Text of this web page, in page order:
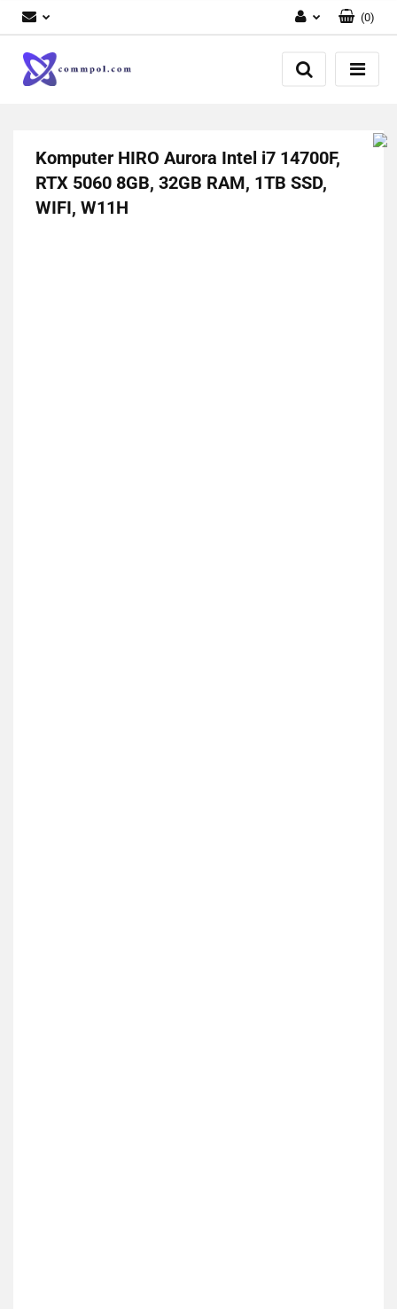
Zaloguj się
Zarejestruj się
(0)
Komputer HIRO Aurora Intel i7 14700F,
RTX 5060 8GB, 32GB RAM, 1TB SSD,
WIFI, W11H